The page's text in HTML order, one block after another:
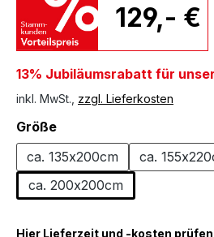
129,- €
13% Jubiläumsrabatt für
inkl. MwSt., zzgl. Lieferkosten
Größeauswählen
ca. 135x200cm
ca.
ca. 200x200cm
Hier Lieferzeit und -kosten